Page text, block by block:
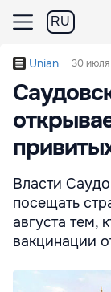
RU
Unian 30 июля
Власти
посещать
августа тем,
вакцинации